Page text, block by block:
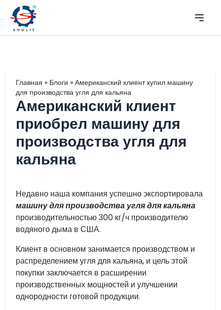
Главная » Блоги » Американский клиент купил машину
для производства угля для кальяна
Американский клиент
приобрел машину для
производства угля для
кальяна
Недавно наша компания успешно экспортировала
машину для производства угля для кальяна
производительностью 300 кг/ч производителю
водяного дыма в США.
Клиент в основном занимается производством и
распределением угля для кальяна, и цель этой
покупки заключается в расширении
производственных мощностей и улучшении
однородности готовой продукции.